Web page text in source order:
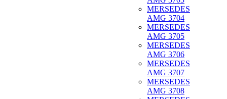
MERSEDES
AMG 3704
MERSEDES
AMG 3705
MERSEDES
AMG 3706
MERSEDES
AMG 3707
MERSEDES
AMG 3708